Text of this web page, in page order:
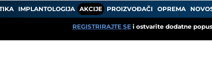
IMPLANTOLOGIJA AKCIJE PROIZVOĐAČI OPREMA
REGISTRIRAJTE SEi ostvarite dodatne